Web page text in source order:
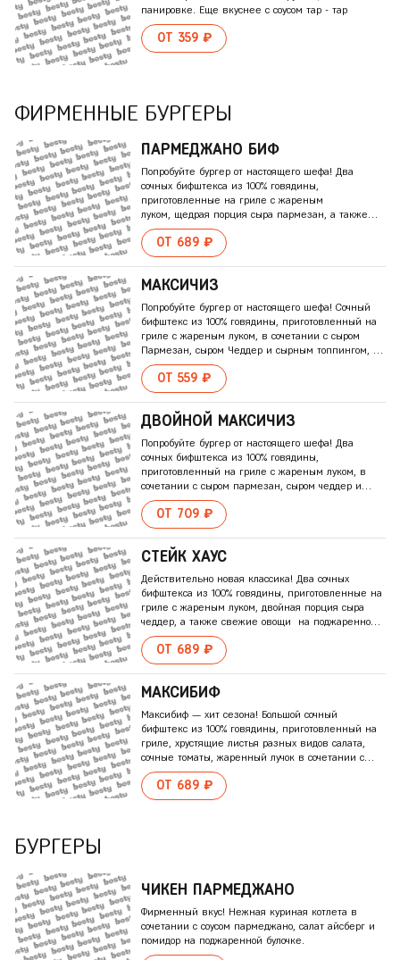
панировке. Еще вкуснее с соусом тар - тар
ОТ 359 ₽
ФИРМЕННЫЕ БУРГЕРЫ
ПАРМЕДЖАНО БИФ
Попробуйте бургер от настоящего шефа! Два
сочных бифштекса из 100% говядины,
приготовленные на гриле с жареным
луком, щедрая порция сыра пармезан, а также
ломтик сыра чеддер, свежие овощи и
маринованные огурчики на поджаренной булочке,
заправленной пикантным соусом пармеджано.
ОТ 689 ₽
МАКСИЧИЗ
Попробуйте бургер от настоящего шефа! Сочный
бифштекс из 100% говядины, приготовленный на
гриле с жареным луком, в сочетании с сыром
Пармезан, сыром Чеддер и сырным топпингом, а
также ломтики фермерского говяжьего бекона и
свежие овощи на поджаренной булочке,
заправленной оригинальным соусом Гриль.
ОТ 559 ₽
ДВОЙНОЙ МАКСИЧИЗ
Попробуйте бургер от настоящего шефа! Два
сочных бифштекса из 100% говядины,
приготовленный на гриле с жареным луком, в
сочетании с сыром пармезан, сыром чеддер и
сырным топпингом, а также ломтики фермерского
говяжьего бекона и свежие овощи на
поджаренной булочке, заправленной
перчатками для бургера
ОТ 709 ₽
СТЕЙК ХАУС
Действительно новая классика! Два сочных
бифштекса из 100% говядины, приготовленные на
гриле с жареным луком, двойная порция сыра
чеддер, а также свежие овощи на поджаренной
булочке, заправленной кетчупом и оригинальным
соусом гриль. Подается с перчатками для бургера
ОТ 689 ₽
МАКСИБИФ
Максибиф — хит сезона! Большой сочный
бифштекс из 100% говядины, приготовленный на
гриле, хрустящие листья разных видов салата,
сочные томаты, жаренный лучок в сочетании с
сыром чеддер, на поджаренной булочке,
заправленной соусом BBQ и пикантным соусом со
множеством специй и трав. Подается с
ОТ 689 ₽
БУРГЕРЫ
ЧИКЕH ПАРМЕДЖАНО
Фирменный вкус! Нежная куриная котлета в
сочетании с соусом пармеджано, салат айсберг и
помидор на поджаренной булочке.